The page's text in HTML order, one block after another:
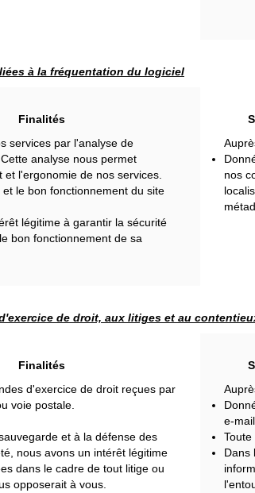
à la fréquentation du logiciel
Finalités
services par l'analyse de
analyse nous permet
et l'ergonomie de nos services.
le bon fonctionnement du site
légitime à garantir la sécurité
bon fonctionnement de sa
nos
de droit, aux litiges et au
Finalités
d'exercice de droit reçues par
voie postale.
et à la défense des
nous avons un intérêt légitime
dans le cadre de tout litige ou
opposerait à vous.
e-
Dans